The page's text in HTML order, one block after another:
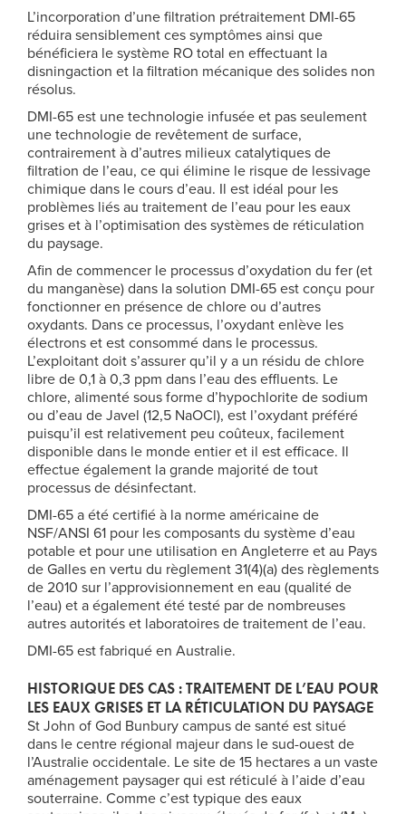
L’incorporation d’une filtration prétraitement DMI-65
réduira sensiblement ces symptômes ainsi que
bénéficiera le système RO total en effectuant la
disningaction et la filtration mécanique des solides non
résolus.
DMI-65 est une technologie infusée et pas seulement
une technologie de revêtement de surface,
contrairement à d’autres milieux catalytiques de
filtration de l’eau, ce qui élimine le risque de lessivage
chimique dans le cours d’eau. Il est idéal pour les
problèmes liés au traitement de l’eau pour les eaux
grises et à l’optimisation des systèmes de réticulation
du paysage.
Afin de commencer le processus d’oxydation du fer (et
du manganèse) dans la solution DMI-65 est conçu pour
fonctionner en présence de chlore ou d’autres
oxydants. Dans ce processus, l’oxydant enlève les
électrons et est consommé dans le processus.
L’exploitant doit s’assurer qu’il y a un résidu de chlore
libre de 0,1 à 0,3 ppm dans l’eau des effluents. Le
chlore, alimenté sous forme d’hypochlorite de sodium
ou d’eau de Javel (12,5 NaOCl), est l’oxydant préféré
puisqu’il est relativement peu coûteux, facilement
disponible dans le monde entier et il est efficace. Il
effectue également la grande majorité de tout
processus de désinfectant.
DMI-65 a été certifié à la norme américaine de
NSF/ANSI 61 pour les composants du système d’eau
potable et pour une utilisation en Angleterre et au Pays
de Galles en vertu du règlement 31(4)(a) des règlements
de 2010 sur l’approvisionnement en eau (qualité de
l’eau) et a également été testé par de nombreuses
autres autorités et laboratoires de traitement de l’eau.
DMI-65 est fabriqué en Australie.
HISTORIQUE DES CAS : TRAITEMENT DE L’EAU POUR
LES EAUX GRISES ET LA RÉTICULATION DU PAYSAGE
St John of God Bunbury campus de santé est situé
dans le centre régional majeur dans le sud-ouest de
l’Australie occidentale. Le site de 15 hectares a un vaste
aménagement paysager qui est réticulé à l’aide d’eau
souterraine. Comme c’est typique des eaux